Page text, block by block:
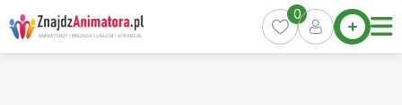
Skip
to
content
Home
Oferty
0